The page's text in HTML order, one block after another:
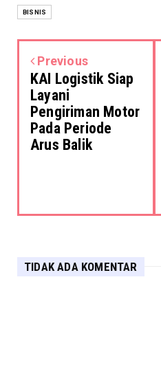
BISNIS
Previous
KAI Logistik Siap
Layani
Pengiriman Motor
Pada Periode
Arus Balik
TIDAK ADA KOMENTAR